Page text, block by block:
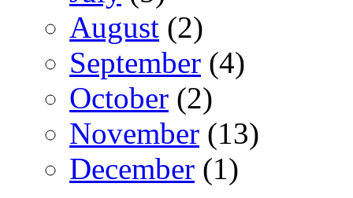
August (2)
September (4)
October (2)
November (13)
December (1)